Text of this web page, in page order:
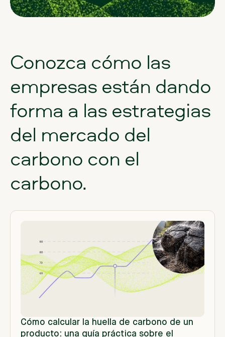
Conozca cómo las
empresas están dando
forma a las estrategias
del mercado del
carbono con el
carbono.
Cómo calcular la huella de carbono de un
producto: una guía práctica sobre el